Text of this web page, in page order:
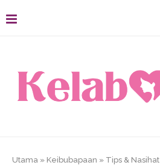
Utama » Keibubapaan » Tips & Nasihat